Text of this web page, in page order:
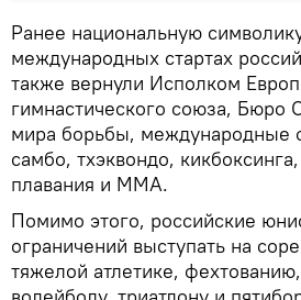
Ранее национальную
международных стартах
также вернули Исполком
гимнастического союза, Бюро
мира борьбы, международные
самбо, тхэквондо,
плавания и ММА.
Помимо этого, российские
ограничений выступать на
тяжелой атлетике,